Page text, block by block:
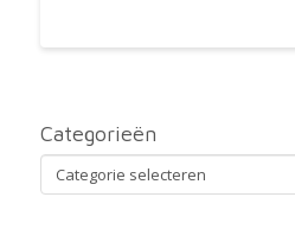
Categorieën
Categorieën